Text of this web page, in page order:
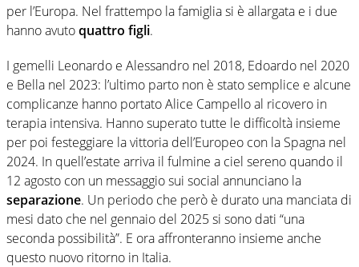
per l’Europa. Nel frattempo la famiglia si è allargata e i due
hanno avutoquattro figli.
I gemelli Leonardo e Alessandro nel 2018, Edoardo nel 2020
e Bella nel 2023: l’ultimo parto non è stato semplice e alcune
complicanze hanno portato Alice Campello al ricovero in
terapia intensiva. Hanno superato tutte le difficoltà insieme
per poi festeggiare la vittoria dell’Europeo con la Spagna nel
2024. In quell’estate arriva il fulmine a ciel sereno quando il
12 agosto con un messaggio sui social annunciano la
separazione. Un periodo che però è durato una manciata di
mesi dato che nel gennaio del 2025 si sono dati “una
seconda possibilità”. E ora affronteranno insieme anche
questo nuovo ritorno in Italia.